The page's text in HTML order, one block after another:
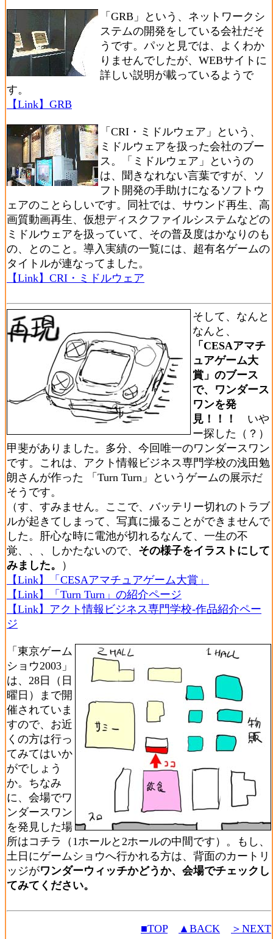
「GRB」という、ネットワークシ
ステムの開発をしている会社だそ
うです。パッと見では、よくわか
りませんでしたが、WEBサイトに
詳しい説明が載っているようで
す。
【Link】GRB
「CRI・ミドルウェア」という、
ミドルウェアを扱った会社のブー
ス。「ミドルウェア」というの
は、聞きなれない言葉ですが、ソ
フト開発の手助けになるソフトウ
ェアのことらしいです。同社では、サウンド再生、高
画質動画再生、仮想ディスクファイルシステムなどの
ミドルウェアを扱っていて、その普及度はかなりのも
の、とのこと。導入実績の一覧には、超有名ゲームの
タイトルが連なってました。
【Link】CRI・ミドルウェア
そして、なんと
なんと、
「CESAアマチ
ュアゲーム大
賞」のブース
で、ワンダース
ワンを発
見！！！
いや
ー探した（？）
甲斐がありました。多分、今回唯一のワンダースワン
です。これは、アクト情報ビジネス専門学校の浅田勉
朗さんが作った 「Turn Turn」というゲームの展示だ
そうです。
（す、すみません。ここで、バッテリー切れのトラブ
ルが起きてしまって、写真に撮ることができませんで
した。肝心な時に電池が切れるなんて、一生の不
覚、、、しかたないので、 その様子をイラストにして
みました。
）
【Link】「CESAアマチュアゲーム大賞」
【Link】「Turn Turn」の紹介ページ
【Link】アクト情報ビジネス専門学校-作品紹介ペー
ジ
「東京ゲーム
ショウ2003」
は、28日（日
曜日）まで開
催されていま
すので、お近
くの方は行っ
てみてはいか
がでしょう
か。ちなみ
に、会場でワ
ンダースワン
を発見した場
所はコチラ（1ホールと2ホールの中間です）。もし、
土日にゲームショウへ行かれる方は、背面のカートリ
ッジがワンダーウィッチかどうか、会場でチェックし
てみてください。
■TOP ▲BACK ＞NEXT